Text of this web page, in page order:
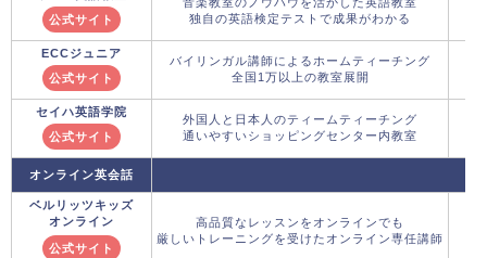
公式サイト
独自の英語検定テストで成果がわかる
ECCジュニア
公式サイト
バイリンガル講師によるホームティーチング
全国1万以上の教室展開
セイハ英語学院
公式サイト
外国人と日本人のティームティーチング
通いやすいショッピングセンター内教室
オンライン英会話
ベルリッツキッズ
オンライン
公式サイト
高品質なレッスンをオンラインでも
厳しいトレーニングを受けたオンライン専任講師